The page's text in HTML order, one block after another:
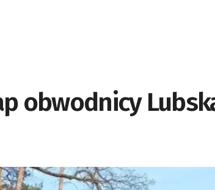
obwodnicy